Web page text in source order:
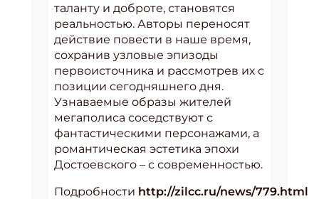
таланту и доброте, становятся
реальностью. Авторы переносят
действие повести в наше время,
сохранив узловые эпизоды
первоисточника и рассмотрев их с
позиции сегодняшнего дня.
Узнаваемые образы жителей
мегаполиса соседствуют с
фантастическими персонажами, а
романтическая эстетика эпохи
Достоевского – с современностью.
Подробности http://zilcc.ru/news/779.html